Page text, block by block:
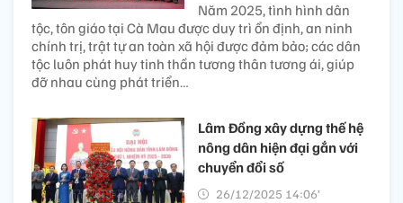
Năm 2025, tình hình dân
tộc, tôn giáo tại Cà Mau được duy trì ổn định, an ninh
chính trị, trật tự an toàn xã hội được đảm bảo; các dân
tộc luôn phát huy tinh thần tương thân tương ái, giúp
đỡ nhau cùng phát triển…
Lâm Đồng xây dựng thế hệ
nông dân hiện đại gắn với
chuyển đổi số
26/12/2025 14:06’